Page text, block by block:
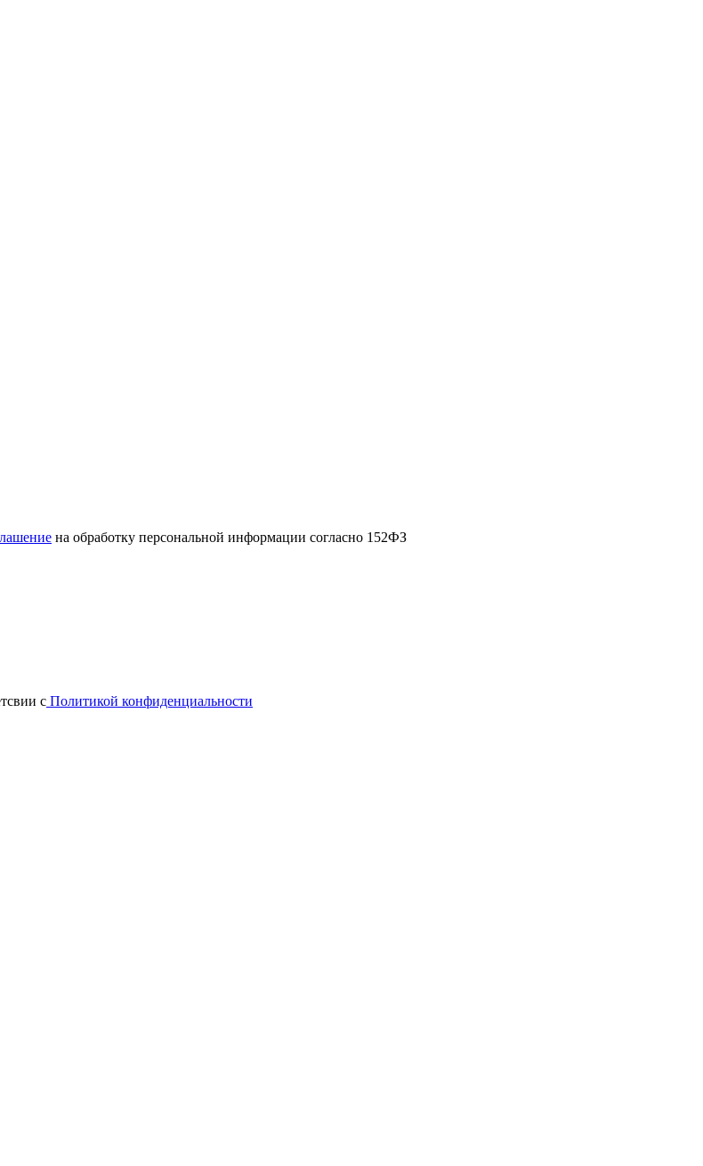
на обработку персональной информации согласно 152ФЗ
с Политикой конфиденциальности